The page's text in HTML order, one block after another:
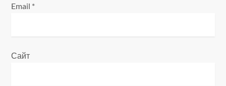
Email *
Сайт